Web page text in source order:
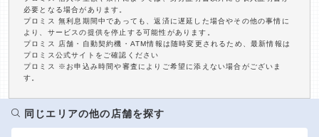
必要となる場合があります。
プロミス 無利息期間中であっても、返済に遅延した場合やその他の事情に
より、サービスの提供を停止する可能性があります。
プロミス 店舗・自動契約機・ATM情報は随時変更されるため、最新情報は
プロミス公式サイトをご確認ください
プロミス ※お申込み時間や審査によりご希望に添えない場合がございま
す。
同じエリアの他の店舗を探す